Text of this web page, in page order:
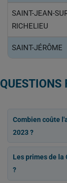
SAINT-JEAN-
RICHELIEU
SAINT-JÉRÔME
QUESTIONS
Combien coûte
2023 ?
Les primes de
?